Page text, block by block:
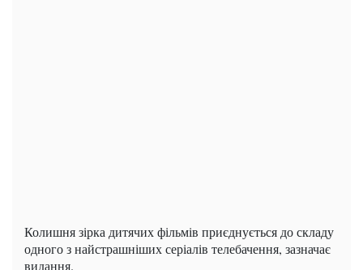
Колишня зірка дитячих фільмів приєднується до складу
одного з найстрашніших серіалів телебачення, зазначає
видання.